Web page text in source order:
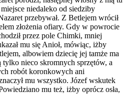
niedaleko od siedziby
przebywał. Z Betlejem wrócił
złożenia ofiary. Gdy w powrocie
przez pole Chimki, mniej
mu się Anioł, mówiąc, iżby
albowiem dziecię jej tamże ma
tylko nieco skromnych sprzętów, a
robót koronkowych ani
mu wszystko. Józef wskutek
mu też, iżby oprócz osła,